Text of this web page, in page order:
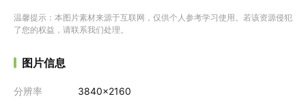
温馨提示：本图片素材来源于互联网，仅供个人参考学习使用。若该资源侵犯
了您的权益，请联系我们处理。
图片信息
分辨率
3840x2160